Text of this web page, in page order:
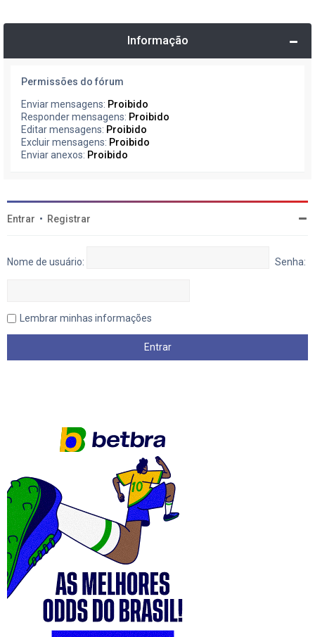
Informação
Permissões do fórum
Enviar mensagens: Proibido
Responder mensagens: Proibido
Editar mensagens: Proibido
Excluir mensagens: Proibido
Enviar anexos: Proibido
Entrar • Registrar
Nome de usuário: Senha:
Lembrar minhas informações